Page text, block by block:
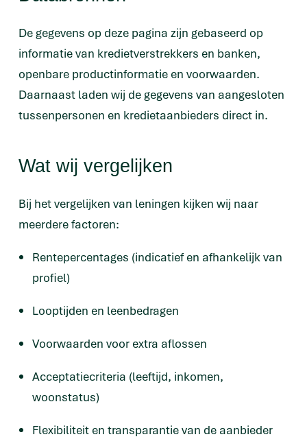
De gegevens op deze pagina zijn gebaseerd op
informatie van kredietverstrekkers en banken,
openbare productinformatie en voorwaarden.
Daarnaast laden wij de gegevens van aangesloten
tussenpersonen en kredietaanbieders direct in.
Wat wij vergelijken
Bij het vergelijken van leningen kijken wij naar
meerdere factoren:
Rentepercentages (indicatief en afhankelijk van
profiel)
Looptijden en leenbedragen
Voorwaarden voor extra aflossen
Acceptatiecriteria (leeftijd, inkomen,
woonstatus)
Flexibiliteit en transparantie van de aanbieder